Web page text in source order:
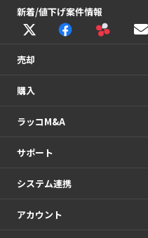
新着/値下げ案件情報
売却
購入
ラッコM&A
サポート
システム連携
アカウント